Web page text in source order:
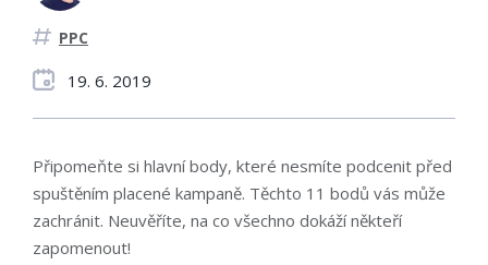
PPC
19. 6. 2019
Připomeňte si hlavní body, které nesmíte podcenit před
spuštěním placené kampaně. Těchto 11 bodů vás může
zachránit. Neuvěříte, na co všechno dokáží někteří
zapomenout!